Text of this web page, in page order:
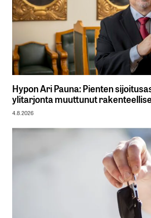
Hypon Ari Pauna: Pienten
ylitarjonta muuttunut
4.8.2026